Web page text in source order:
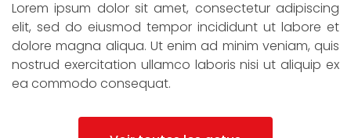
ghetto justo sollicitudin.
Lire la suite
Lorem ipsum dolor sit amet, consectetur adipiscing
elit, sed do eiusmod tempor incididunt ut labore et
dolore magna aliqua. Ut enim ad minim veniam, quis
nostrud exercitation ullamco laboris nisi ut aliquip ex
ea commodo consequat.